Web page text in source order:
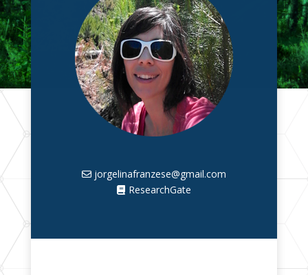
jorgelinafranzese@gmail.com
ResearchGate